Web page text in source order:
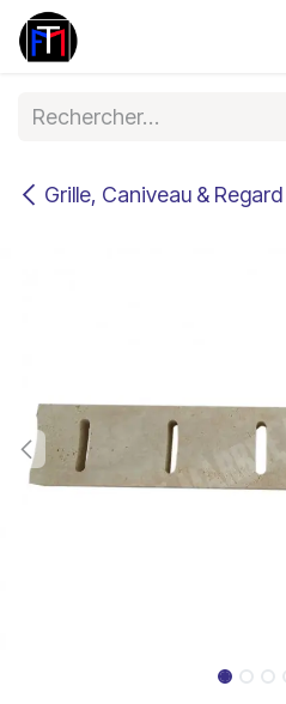
Se rendre au contenu
Grille, Caniveau & Regard